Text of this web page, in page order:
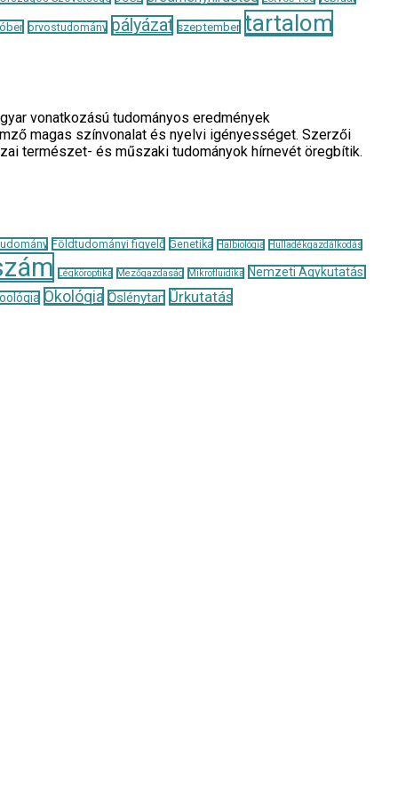
orvostudomány pályázat szeptember tartalom
vonatkozású tudományos eredmények
magas színvonalat és nyelvi igényességet. Szerzői
természet- és műszaki tudományok hírnevét öregbítik.
Földtudományi figyelő Genetika Halbiológia Hulladékgazdálkodás
Légköroptika Mezőgazdaság Mikrofluidika
Nemzeti Agykutatási
Ökológia Őslénytan Űrkutatás